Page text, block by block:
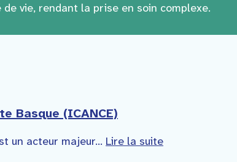
vie, rendant la prise en soin complexe.
Basque (ICANCE)
un acteur majeur... Lire la suite